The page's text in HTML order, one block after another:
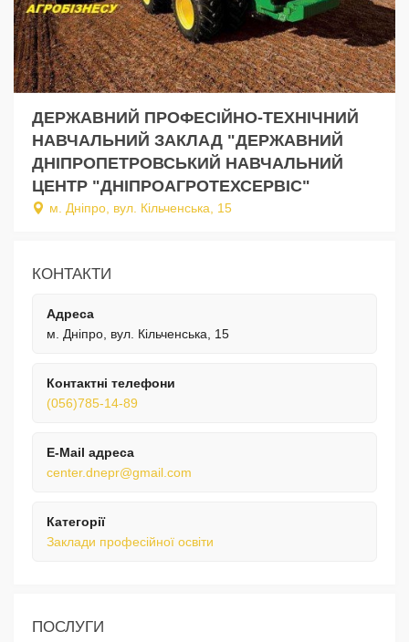
ДЕРЖАВНИЙ ПРОФЕСІЙНО-ТЕХНІЧНИЙ
НАВЧАЛЬНИЙ ЗАКЛАД "ДЕРЖАВНИЙ
ДНІПРОПЕТРОВСЬКИЙ НАВЧАЛЬНИЙ
ЦЕНТР "ДНІПРОАГРОТЕХСЕРВІС"
м. Дніпро, вул. Кільченська, 15
КОНТАКТИ
Адреса
м. Дніпро, вул. Кільченська, 15
Контактні телефони
(056)785-14-89
E-Mail адреса
center.dnepr@gmail.com
Категорії
Заклади професійної освіти
ПОСЛУГИ